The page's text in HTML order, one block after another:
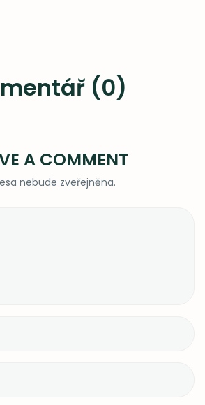
(0)
A COMMENT
nebude zveřejněna.